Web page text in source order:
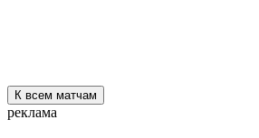
К всем матчам
реклама